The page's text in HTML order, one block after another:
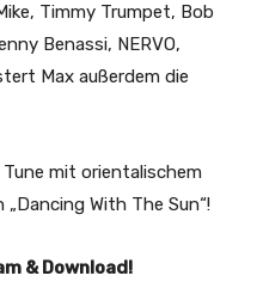
Timmy Trumpet, Bob
Benassi, NERVO,
Max außerdem die
mit orientalischem
With The Sun“!
& Download!